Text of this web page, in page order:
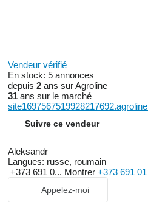
Vendeur vérifié
En stock: 5 annonces
depuis 2 ans sur Agroline
31 ans sur le marché
Suivre ce vendeur
Aleksandr
Langues: russe, roumain
+373 691 0... Montrer +373 691
Appelez-moi